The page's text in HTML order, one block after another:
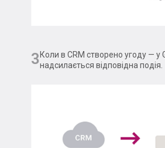
3Коли в CRM створено угоду — у
надсилається відповідна подія.